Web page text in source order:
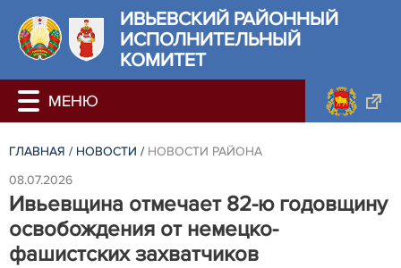
ИВЬЕВСКИЙ РАЙОННЫЙ
ИСПОЛНИТЕЛЬНЫЙ
КОМИТЕТ
ГЛАВНАЯ / НОВОСТИ / НОВОСТИ РАЙОНА
08.07.2026
Ивьевщина отмечает 82-ю годовщину
освобождения от немецко-
фашистских захватчиков